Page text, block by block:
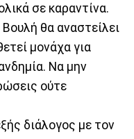
σε καραντίνα.
θα αναστείλει
μονάχα για
Να μην
ούτε
διάλογος με τον